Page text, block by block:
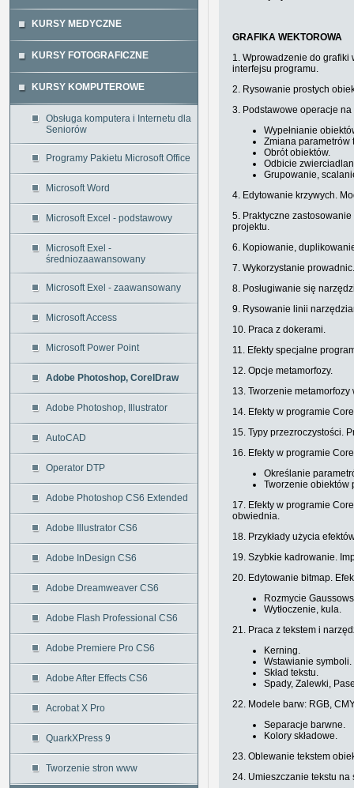
KURSY MEDYCZNE
KURSY FOTOGRAFICZNE
KURSY KOMPUTEROWE
Obsługa komputera i Internetu dla
Seniorów
Programy Pakietu Microsoft Office
Microsoft Word
Microsoft Excel - podstawowy
Microsoft Exel -
średniozaawansowany
Microsoft Exel - zaawansowany
Microsoft Access
Microsoft Power Point
Adobe Photoshop, CorelDraw
Adobe Photoshop, Illustrator
AutoCAD
Operator DTP
Adobe Photoshop CS6 Extended
Adobe Illustrator CS6
Adobe InDesign CS6
Adobe Dreamweaver CS6
Adobe Flash Professional CS6
Adobe Premiere Pro CS6
Adobe After Effects CS6
Acrobat X Pro
QuarkXPress 9
Tworzenie stron www
GRAFIKA WEKTOROWA
1. Wprowadzenie do grafiki
interfejsu programu.
2. Rysowanie prostych
3. Podstawowe operacje na
Wypełnianie
Zmiana parametrów
Obrót obiektów.
Odbicie
Grupowanie,
4. Edytowanie krzywych.
5. Praktyczne
projektu.
6. Kopiowanie,
7. Wykorzystanie
8. Posługiwanie się
9. Rysowanie linii
10. Praca z dokerami.
11. Efekty specjalne
12. Opcje metamorfozy.
13. Tworzenie metamorfozy
14. Efekty w programie
15. Typy przezroczystości.
16. Efekty w programie
Określanie
Tworzenie obiektów
17. Efekty w programie
obwiednia.
18. Przykłady użycia
19. Szybkie kadrowanie.
20. Edytowanie bitmap.
Rozmycie
Wytłoczenie, kula.
21. Praca z tekstem i
Kerning.
Wstawianie symboli.
Skład tekstu.
Spady, Zalewki,
22. Modele barw: RGB,
Separacje barwne.
Kolory składowe.
23. Oblewanie tekstem
24. Umieszczanie tekstu na